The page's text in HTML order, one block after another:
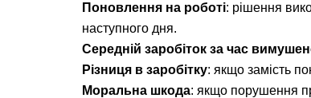
Поновлення на роботі: рішення
наступного дня.
Середній заробіток за час
Різниця в заробітку: якщо замість
Моральна шкода: якщо порушення